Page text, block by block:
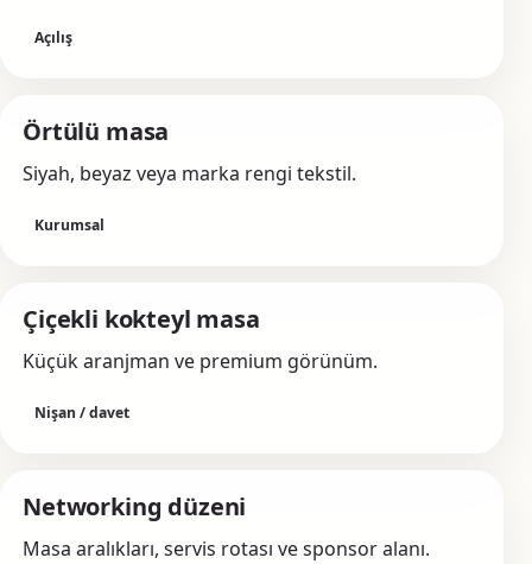
Açılış
Örtülü masa
Siyah, beyaz veya marka rengi tekstil.
Kurumsal
Çiçekli kokteyl masa
Küçük aranjman ve premium görünüm.
Nişan / davet
Networking düzeni
Masa aralıkları, servis rotası ve sponsor alanı.